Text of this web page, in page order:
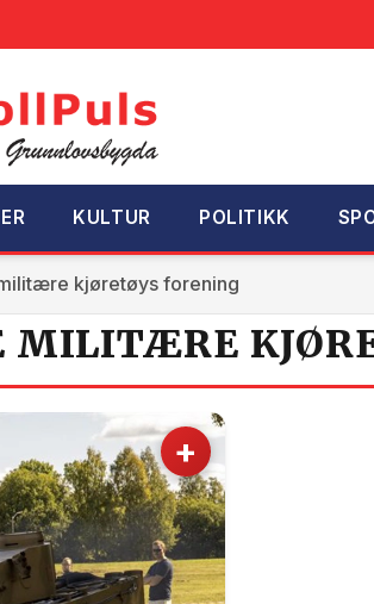
KULTUR POLITIKK
kjøretøys forening
MILITÆRE
+